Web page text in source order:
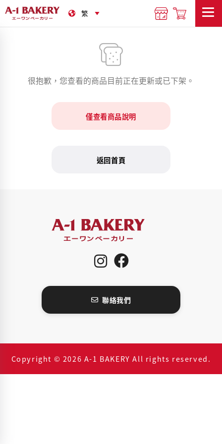
很抱歉，您查看的商品目前正在更新或已下架。
僅查看商品說明
返回首頁
聯絡我們
Copyright © 2026 A-1 BAKERY All rights reserved.